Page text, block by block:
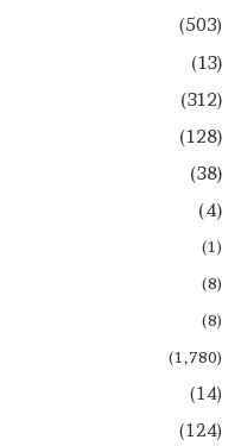
(503)
(13)
(312)
(128)
(38)
(4)
(1)
(8)
(8)
(1,780)
(14)
(124)